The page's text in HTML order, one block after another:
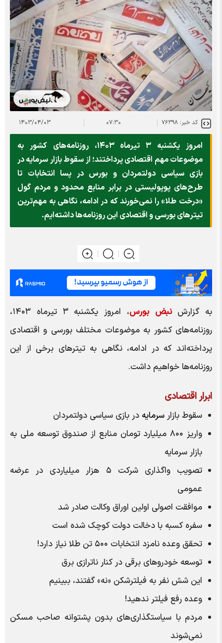
کد خبر: ۷۶۳۹۸ ۰۷:۳۰ ۱۴۰۳/۰۴/۰۳
امروز یکشنبه ۳ تیرماه ۱۴۰۳، روزنامه‌های کشور به
موضوعات مهم اقتصادی پرداختند؛ از سقوط بازار سرمایه در
بازی سیاسی دولتمردان و بورس در پسا انتخابات تا
طرح‌های پوپولیستی در برابر منابع محدود و مردم گول
«درخت طلا» را نمی‌خورند که در ادامه، نگاهی به مهم‌ترین
تیتر‌های بورسی و اقتصادی این روزنامه‌ها داشته‌ایم.
به گزارشنبض بورس
، امروز یکشنبه ۳ تیرماه ۱۴۰۳،
روزنامه‌های کشور به موضوعات مختلف بورسی و اقتصادی
پرداخته‌اند که در ادامه، نگاهی به تیتر‌های برخی از این
روزنامه‌ها خواهیم داشت.
ابرار اقتصادی
سقوط بازار سرمایه در بازی سیاسی دولتمردان
واریز ۸۰۰ میلیارد تومان منابع از صندوق توسعه ملی به
بازار سرمایه
تصویب واگذاری شرکت ۵ هزار میلیاردی در عرضه
عمومی
موافقت اصولی اولین اوراق وکالت صادر شد
سفره کسبه با دخالت دولت کوچک شده است
تحقق وعده نامزد انتخابات ۵۰۰ تن طلا نیاز دارد!
توسعه خودرو‌های برقی در کنار ناترازی برق
این شش نفر به فیلترشکن «نه» گفتند، ببینیم
وعده رفع فیلتر ندهید!
مردم با سیاستگذاری‌های بدون پشتوانه صاحب مسکن
نمی‌شوند